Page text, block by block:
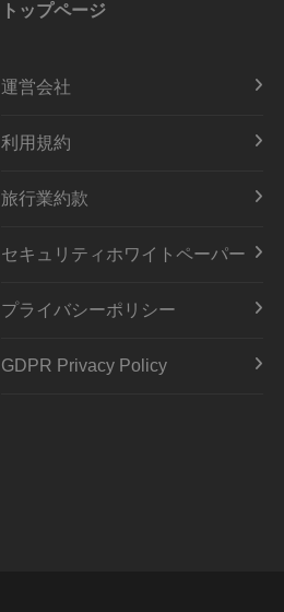
トップページ
運営会社
利用規約
旅行業約款
セキュリティホワイトペーパー
プライバシーポリシー
GDPR Privacy Policy